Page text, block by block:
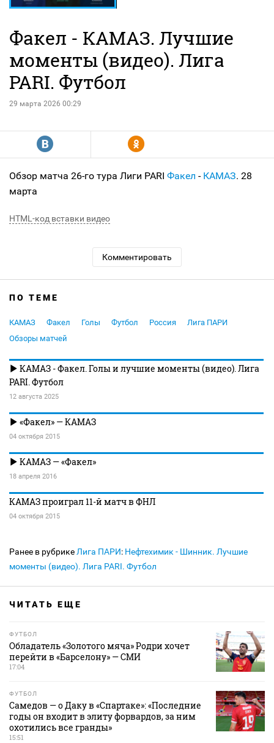
Факел - КАМАЗ. Лучшие
моменты (видео). Лига
PARI. Футбол
29 марта 2026 00:29
R Y
Обзор матча 26-го тура Лиги PARI Факел - КАМАЗ. 28
марта
HTML-код вставки видео
Комментировать
ПО ТЕМЕ
КАМАЗ Факел Голы Футбол Россия
Лига ПАРИ
Обзоры матчей
КАМАЗ - Факел. Голы и лучшие моменты (видео). Лига
PARI. Футбол
12 августа 2025
«Факел» — КАМАЗ
04 октября 2015
КАМАЗ — «Факел»
18 апреля 2016
КАМАЗ проиграл 11-й матч в ФНЛ
04 октября 2015
Ранее в рубрике Лига ПАРИ: Нефтехимик - Шинник. Лучшие
моменты (видео). Лига PARI. Футбол
ЧИТАТЬ ЕЩЕ
ФУТБОЛ
Обладатель «Золотого мяча» Родри хочет
перейти в «Барселону» — СМИ
17:04
ФУТБОЛ
Самедов — о Даку в «Спартаке»: «Последние
годы он входит в элиту форвардов, за ним
охотились все гранды»
15:51